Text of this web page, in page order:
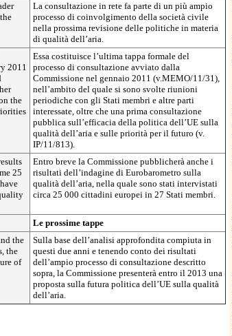
La consultazione in rete fa parte di un più ampio
processo di coinvolgimento della società civile
nella prossima revisione delle politiche in materia
di qualità dell’aria.
2011
the
Essa costituisce l’ultima tappa formale del
processo di consultazione avviato dalla
Commissione nel gennaio 2011 (v.MEMO/11/31),
nell’ambito del quale si sono svolte riunioni
periodiche con gli Stati membri e altre parti
interessate, oltre che una prima consultazione
pubblica sull’efficacia della politica dell’UE sulla
qualità dell’aria e sulle priorità per il futuro (v.
IP/11/813).
25
Entro breve la Commissione pubblicherà anche i
risultati dell’indagine di Eurobarometro sulla
qualità dell’aria, nella quale sono stati intervistati
circa 25 000 cittadini europei in 27 Stati membri.
Le prossime tappe
the
the
of
Sulla base dell’analisi approfondita compiuta in
questi due anni e tenendo conto dei risultati
dell’ampio processo di consultazione descritto
sopra, la Commissione presenterà entro il 2013 una
proposta sulla futura politica dell’UE sulla qualità
dell’aria.